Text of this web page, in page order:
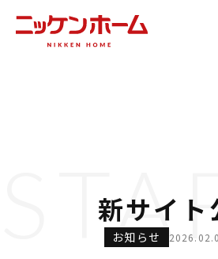
新サイト
お知らせ